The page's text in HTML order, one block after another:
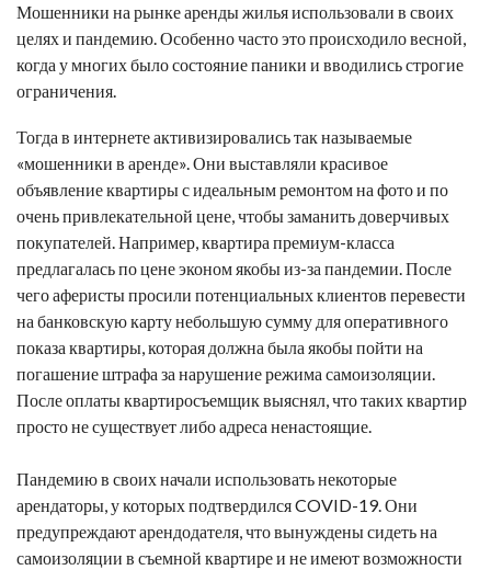
Мошенники на рынке аренды жилья использовали в своих
целях и пандемию. Особенно часто это происходило весной,
когда у многих было состояние паники и вводились строгие
ограничения.
Тогда в интернете активизировались так называемые
«мошенники в аренде». Они выставляли красивое
объявление квартиры с идеальным ремонтом на фото и по
очень привлекательной цене, чтобы заманить доверчивых
покупателей. Например, квартира премиум-класса
предлагалась по цене эконом якобы из-за пандемии. После
чего аферисты просили потенциальных клиентов перевести
на банковскую карту небольшую сумму для оперативного
показа квартиры, которая должна была якобы пойти на
погашение штрафа за нарушение режима самоизоляции.
После оплаты квартиросъемщик выяснял, что таких квартир
просто не существует либо адреса ненастоящие.
Пандемию в своих начали использовать некоторые
арендаторы, у которых подтвердился COVID-19. Они
предупреждают арендодателя, что вынуждены сидеть на
самоизоляции в съемной квартире и не имеют возможности